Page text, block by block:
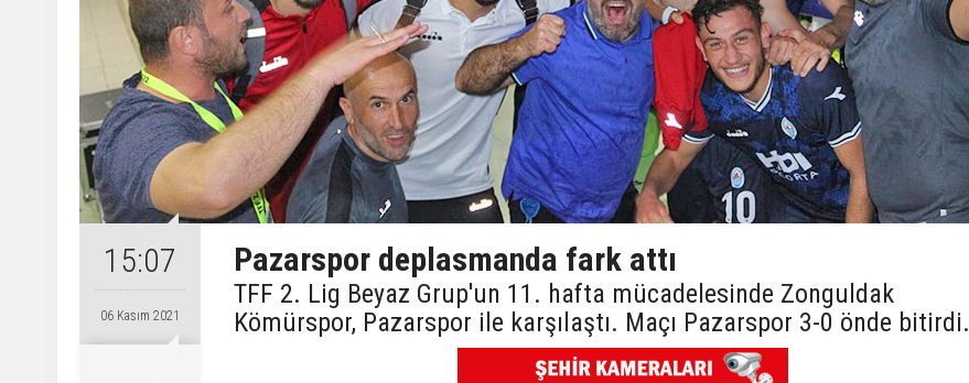
15:07
06 Kasım 2021
Pazarspor deplasmanda fark attı
TFF 2. Lig Beyaz Grup'un 11. hafta mücadelesinde Zonguldak
Kömürspor, Pazarspor ile karşılaştı. Maçı Pazarspor 3-0 önde bitirdi.